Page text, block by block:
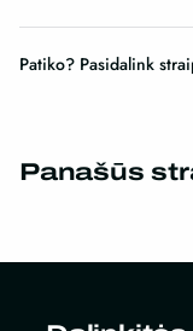
Patiko? Pasidalink
Panašūs